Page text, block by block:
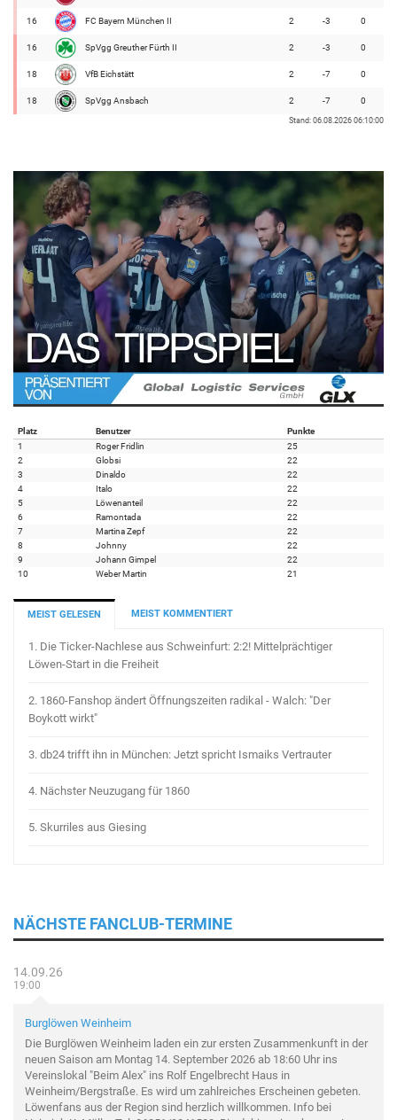
16 FC Bayern München II 2 -3 0
16 SpVgg Greuther Fürth II 2 -3 0
18 VfB Eichstätt 2 -7 0
18 SpVgg Ansbach 2 -7 0
Stand: 06.08.2026 06:10:00
Platz Benutzer
Punkte
1
Roger Fridlin
25
2
Globsi
22
3
Dinaldo
22
4
Italo
22
5
Löwenanteil
22
6
Ramontada
22
7
Martina Zepf
22
8
Johnny
22
9
Johann Gimpel
22
10
Weber Martin 21
MEIST GELESEN MEIST KOMMENTIERT
1. Die Ticker-Nachlese aus Schweinfurt: 2:2! Mittelprächtiger
Löwen-Start in die Freiheit
2. 1860-Fanshop ändert Öffnungszeiten radikal - Walch: "Der
Boykott wirkt"
3. db24 trifft ihn in München: Jetzt spricht Ismaiks Vertrauter
4. Nächster Neuzugang für 1860
5. Skurriles aus Giesing
NÄCHSTE FANCLUB-TERMINE
14.09.26
19:00
Burglöwen Weinheim
Die Burglöwen Weinheim laden ein zur ersten Zusammenkunft in der
neuen Saison am Montag 14. September 2026 ab 18:60 Uhr ins
Vereinslokal "Beim Alex" ins Rolf Engelbrecht Haus in
Weinheim/Bergstraße. Es wird um zahlreiches Erscheinen gebeten.
Löwenfans aus der Region sind herzlich willkommen. Info bei